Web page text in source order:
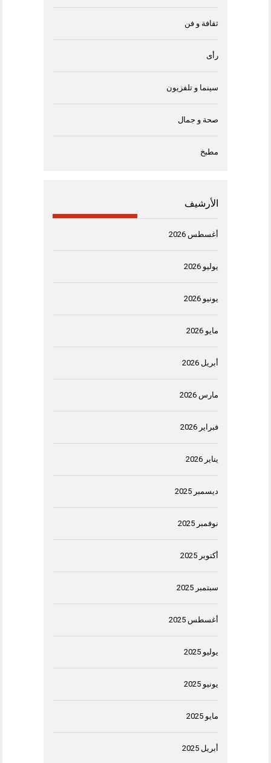
ثقافة و فن
رأى
سينما و تلفزيون
صحة و جمال
مطبخ
الأرشيف
أغسطس 2026
يوليو 2026
يونيو 2026
مايو 2026
أبريل 2026
مارس 2026
فبراير 2026
يناير 2026
ديسمبر 2025
نوفمبر 2025
أكتوبر 2025
سبتمبر 2025
أغسطس 2025
يوليو 2025
يونيو 2025
مايو 2025
أبريل 2025